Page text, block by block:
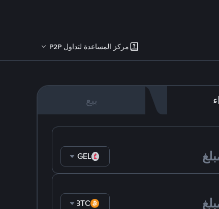
مركز المساعدة لتداول P2P
بيع
GEL
BTC